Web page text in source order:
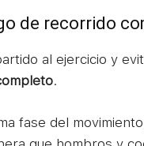
de recorrido
al ejercicio y
.
fase del